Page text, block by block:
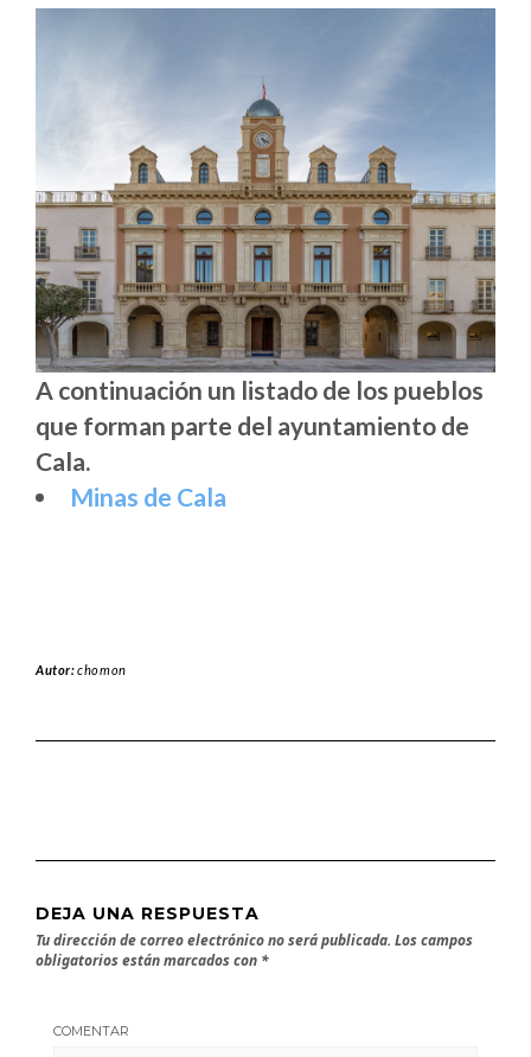
A continuación un listado de los pueblos
que forman parte del ayuntamiento de
Cala.
Minas de Cala
Autor:chomon
DEJA UNA RESPUESTA
Tu dirección de correo electrónico no será publicada. Los campos
obligatorios están marcados con *
COMENTAR